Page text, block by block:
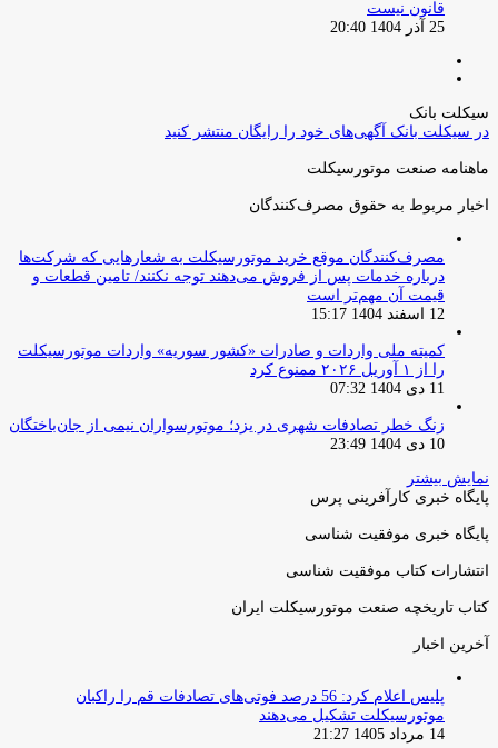
قانون نیست
25 آذر 1404 20:40
سیکلت بانک
در سیکلت بانک آگهی‌های خود را رایگان منتشر کنید
ماهنامه صنعت موتورسیکلت
اخبار مربوط به حقوق مصرف‌کنندگان
مصرف‌کنندگان موقع خرید موتورسیکلت به شعارهایی که شرکت‌ها
درباره خدمات پس از فروش می‌دهند توجه نکنند/ تامین قطعات و
قیمت آن مهم‌تر است
12 اسفند 1404 15:17
کمیته ملی واردات و صادرات «کشور سوریه» واردات موتورسیکلت
را از ۱ آوریل ۲۰۲۶ ممنوع کرد
11 دی 1404 07:32
زنگ خطر تصادفات شهری در یزد؛ موتورسواران نیمی از جان‌باختگان
10 دی 1404 23:49
نمایش بیشتر
پایگاه خبری کارآفرینی پرس
پایگاه خبری موفقیت شناسی
انتشارات کتاب موفقیت شناسی
کتاب تاریخچه صنعت موتورسیکلت ایران
آخرین اخبار
پلیس اعلام کرد: 56 درصد فوتی‌های تصادفات قم را راکبان
موتورسیکلت تشکیل می‌دهند
14 مرداد 1405 21:27